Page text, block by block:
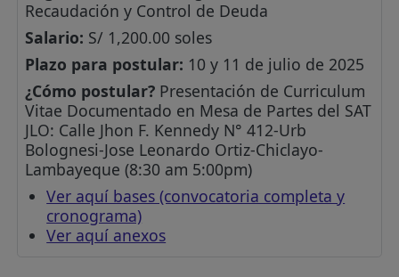
Recaudación y Control de Deuda
Salario: S/ 1,200.00 soles
Plazo para postular: 10 y 11 de julio de 2025
¿Cómo postular? Presentación de Curriculum
Vitae Documentado en Mesa de Partes del SAT
JLO: Calle Jhon F. Kennedy N° 412-Urb
Bolognesi-Jose Leonardo Ortiz-Chiclayo-
Lambayeque (8:30 am 5:00pm)
Ver aquí bases (convocatoria completa y
cronograma)
Ver aquí anexos